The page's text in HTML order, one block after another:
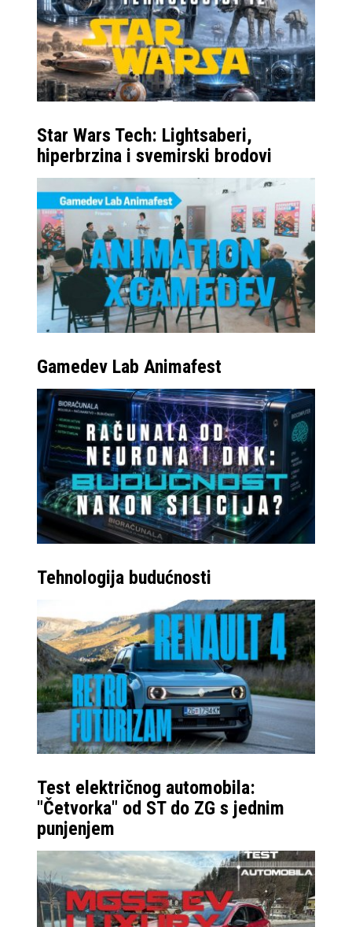
Star Wars Tech: Lightsaberi,
hiperbrzina i svemirski brodovi
Gamedev Lab Animafest
Tehnologija budućnosti
Test električnog automobila:
"Četvorka" od ST do ZG s jednim
punjenjem